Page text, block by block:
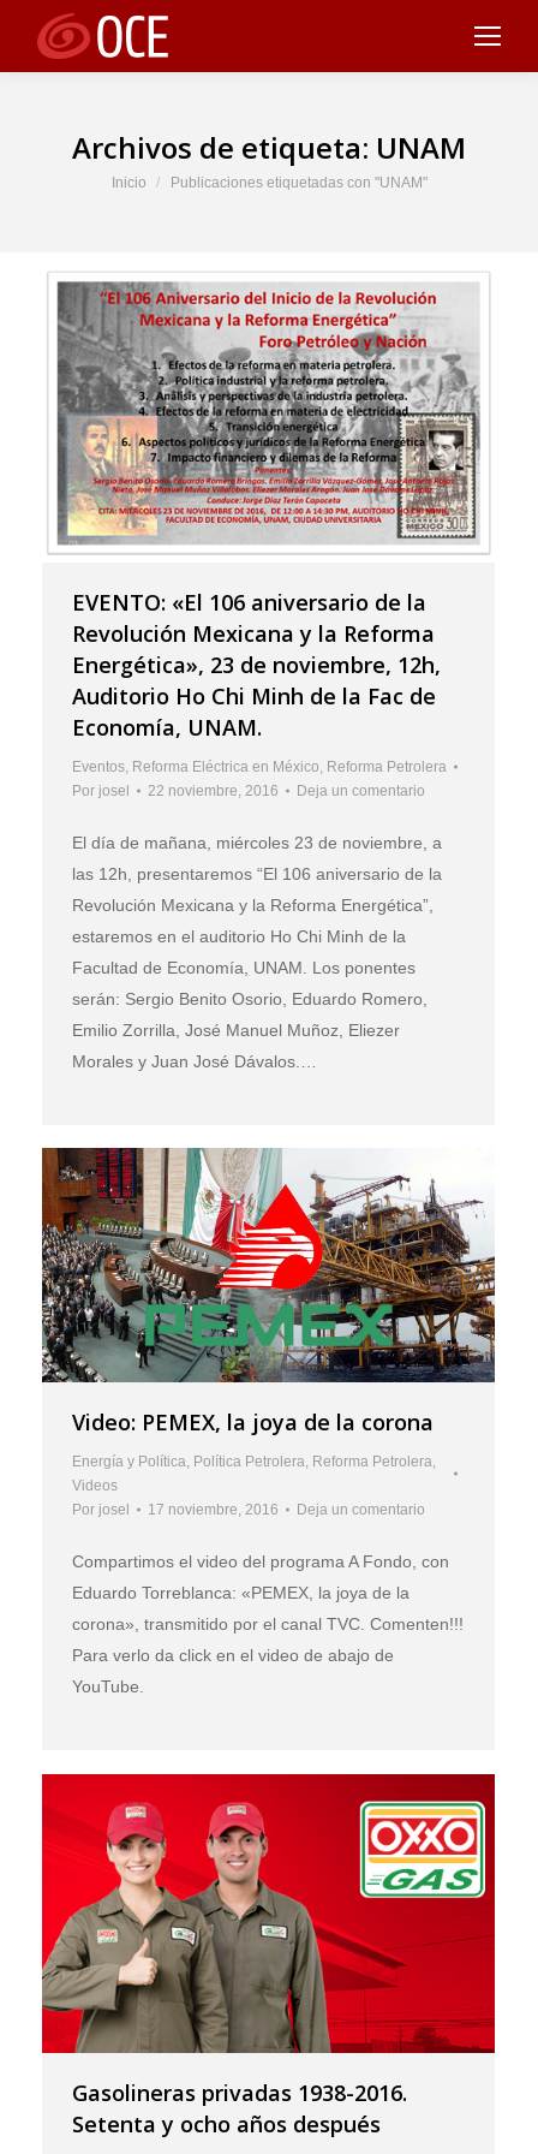
Archivos de etiqueta: UNAM
Estás aquí:
Inicio Publicaciones etiquetadas con "UNAM"
EVENTO: «El 106 aniversario de la
Revolución Mexicana y la Reforma
Energética», 23 de noviembre, 12h,
Auditorio Ho Chi Minh de la Fac de
Economía, UNAM.
Eventos, Reforma Eléctrica en México, Reforma Petrolera
Por josel 22 noviembre, 2016 Deja un comentario
El día de mañana, miércoles 23 de noviembre, a
las 12h, presentaremos “El 106 aniversario de la
Revolución Mexicana y la Reforma Energética”,
estaremos en el auditorio Ho Chi Minh de la
Facultad de Economía, UNAM. Los ponentes
serán: Sergio Benito Osorio, Eduardo Romero,
Emilio Zorrilla, José Manuel Muñoz, Eliezer
Morales y Juan José Dávalos.…
Video: PEMEX, la joya de la corona
Energía y Política Política Petrolera Reforma Petrolera
Videos
Por josel 17 noviembre, 2016 Deja un comentario
Compartimos el video del programa A Fondo, con
Eduardo Torreblanca: «PEMEX, la joya de la
corona», transmitido por el canal TVC. Comenten!!!
Para verlo da click en el video de abajo de
YouTube.
Gasolineras privadas 1938-2016.
Setenta y ocho años después